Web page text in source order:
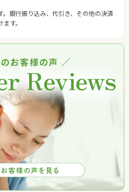
。銀行振り込み、代引き、その他の決済
す。